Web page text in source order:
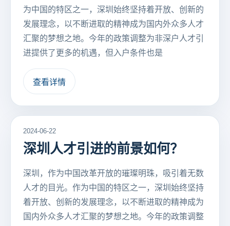
为中国的特区之一，深圳始终坚持着开放、创新的
发展理念，以不断进取的精神成为国内外众多人才
汇聚的梦想之地。今年的政策调整为非深户人才引
进提供了更多的机遇，但入户条件也是
查看详情
2024-06-22
深圳人才引进的前景如何？
深圳，作为中国改革开放的璀璨明珠，吸引着无数
人才的目光。作为中国的特区之一，深圳始终坚持
着开放、创新的发展理念，以不断进取的精神成为
国内外众多人才汇聚的梦想之地。今年的政策调整